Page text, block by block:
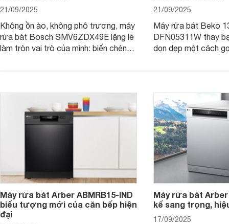
21/09/2025
Không ồn ào, không phô trương, máy
rửa bát Bosch SMV6ZDX49E lặng lẽ
làm tròn vai trò của mình: biến chén
Websosanh.vn đi tìm hiểu chi tiết sản
21/09/2025
Máy rửa bát Beko
DFN05311W thay
dọn dẹp một cách
gian bếp của gia
người.
Máy rửa bát Arber ABMRB15-IND
biểu tượng mới của căn bếp hiện
đại
Máy rửa bát
kế sang trọng,
17/09/2025